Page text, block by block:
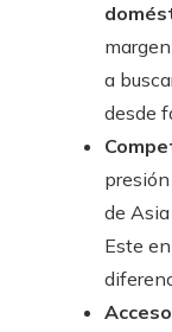
a
desde
de
Este